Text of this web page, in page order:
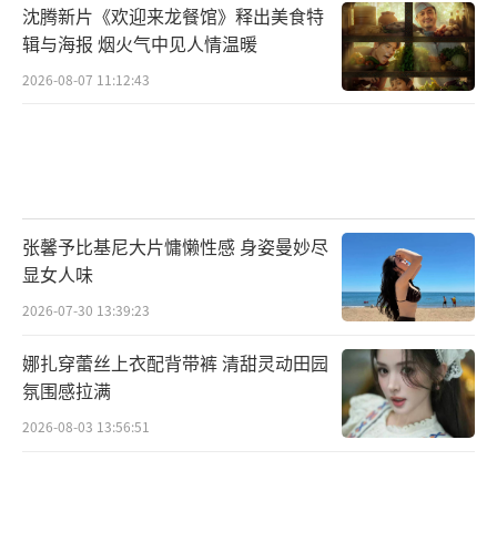
沈腾新片《欢迎来龙餐馆》释出美食特
辑与海报 烟火气中见人情温暖
2026-08-07 11:12:43
张馨予比基尼大片慵懒性感 身姿曼妙尽
显女人味
2026-07-30 13:39:23
娜扎穿蕾丝上衣配背带裤 清甜灵动田园
氛围感拉满
2026-08-03 13:56:51